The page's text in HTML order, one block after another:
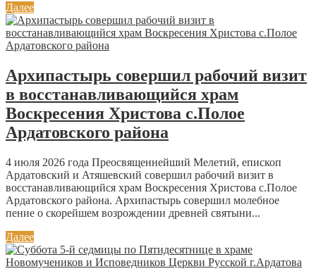
Далее
Архипастырь совершил рабочий визит
в восстанавливающийся храм
Воскресения Христова с.Полое
Ардатовского района
4 июля 2026 года Преосвященнейший Мелетий, епископ
Ардатовский и Атяшевский совершил рабочий визит в
восстанавливающийся храм Воскресения Христова с.Полое
Ардатовского района. Архипастырь совершил молебное
пение о скорейшем возрождении древней святыни...
Далее